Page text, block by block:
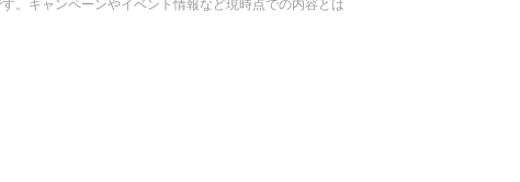
。キャンペーンやイベント情報など現時点での内容とは